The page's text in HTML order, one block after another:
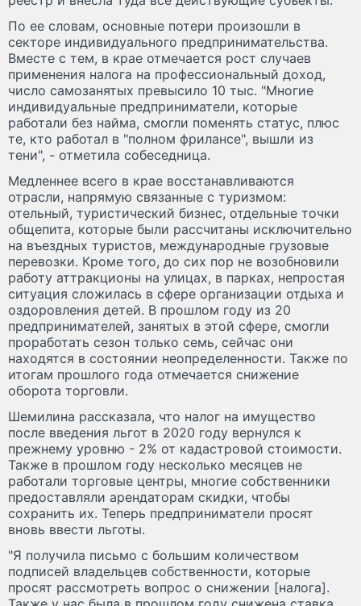
По ее словам, основные потери произошли в
секторе индивидуального предпринимательства.
Вместе с тем, в крае отмечается рост случаев
применения налога на профессиональный доход,
число самозанятых превысило 10 тыс. "Многие
индивидуальные предприниматели, которые
работали без найма, смогли поменять статус, плюс
те, кто работал в "полном фрилансе", вышли из
тени", - отметила собеседница.
Медленнее всего в крае восстанавливаются
отрасли, напрямую связанные с туризмом:
отельный, туристический бизнес, отдельные точки
общепита, которые были рассчитаны исключительно
на въездных туристов, международные грузовые
перевозки. Кроме того, до сих пор не возобновили
работу аттракционы на улицах, в парках, непростая
ситуация сложилась в сфере организации отдыха и
оздоровления детей. В прошлом году из 20
предпринимателей, занятых в этой сфере, смогли
проработать сезон только семь, сейчас они
находятся в состоянии неопределенности. Также по
итогам прошлого года отмечается снижение
оборота торговли.
Шемилина рассказала, что налог на имущество
после введения льгот в 2020 году вернулся к
прежнему уровню - 2% от кадастровой стоимости.
Также в прошлом году несколько месяцев не
работали торговые центры, многие собственники
предоставляли арендаторам скидки, чтобы
сохранить их. Теперь предприниматели просят
вновь ввести льготы.
"Я получила письмо с большим количеством
подписей владельцев собственности, которые
просят рассмотреть вопрос о снижении [налога].